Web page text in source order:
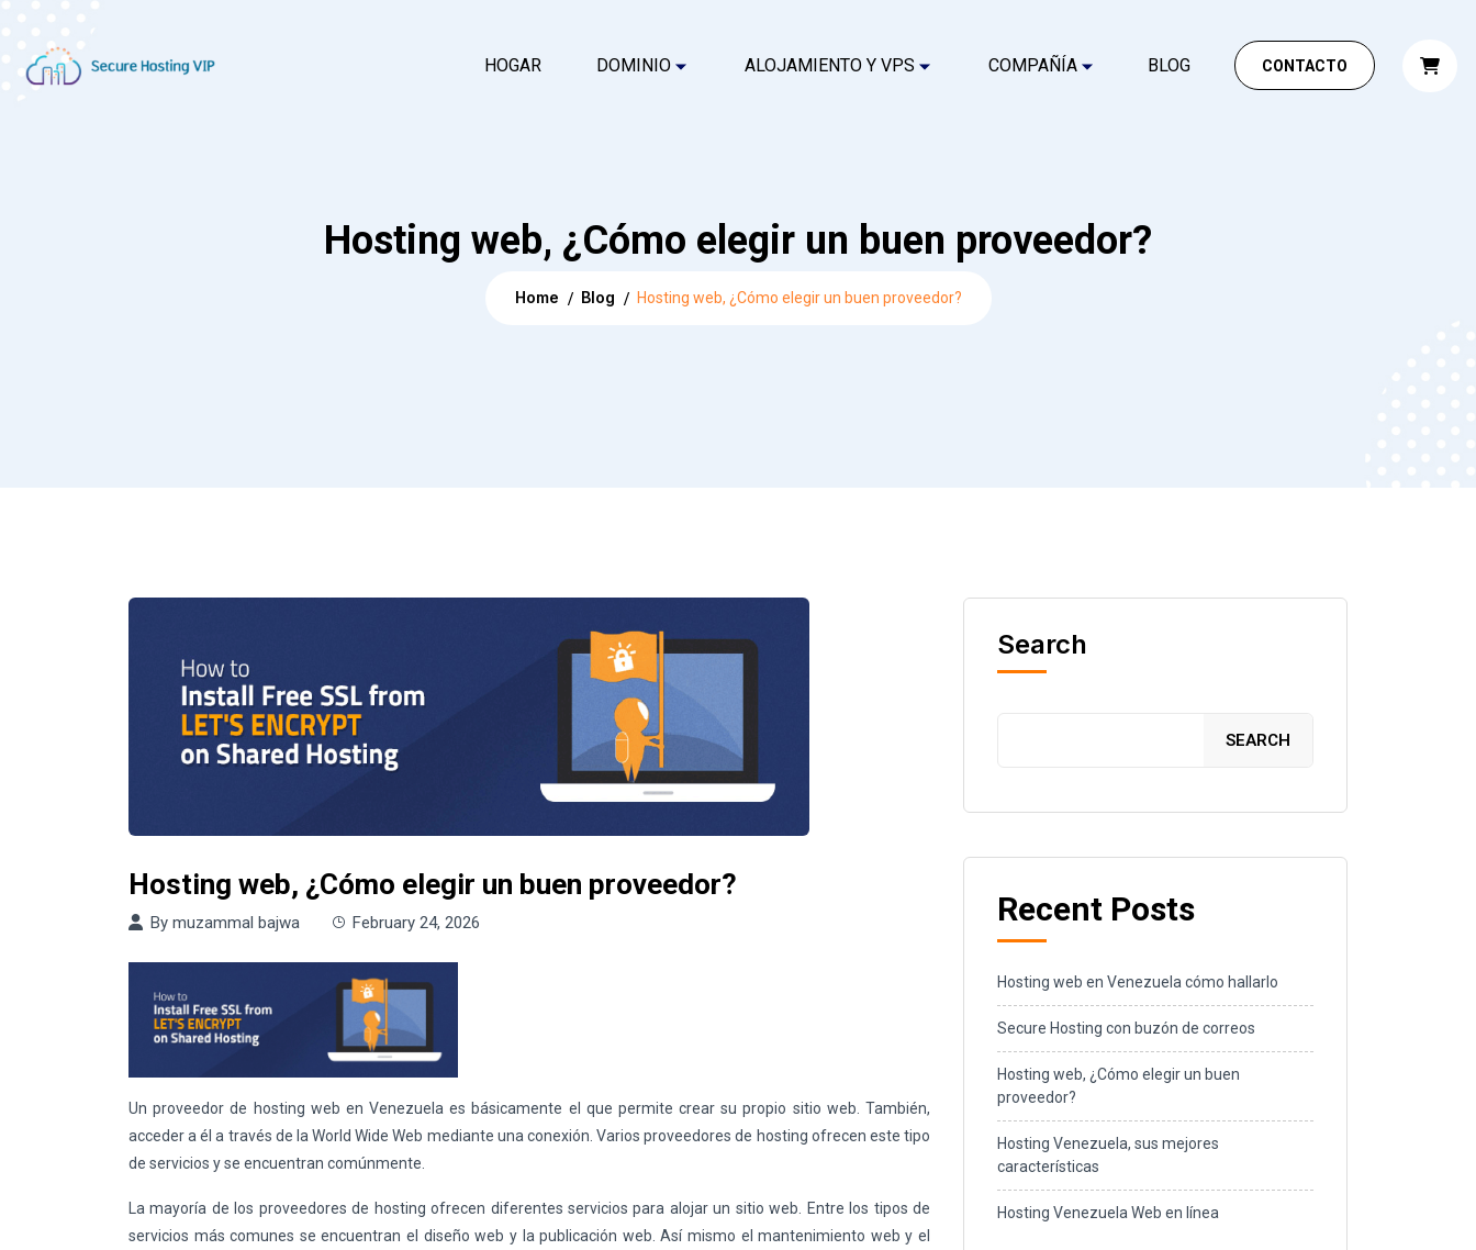
HOGAR DOMINIO ALOJAMIENTO Y VPS COMPAÑÍA BLOG CONTACTO
Hosting web, ¿Cómo elegir un buen proveedor?
Home Blog Hosting web, ¿Cómo elegir un buen proveedor?
Hosting web, ¿Cómo elegir un buen proveedor?
By muzammal bajwa February 24, 2026
Un proveedor de hosting web en Venezuela es básicamente el que permite crear su propio sitio web. También,
acceder a él a través de la World Wide Web mediante una conexión. Varios proveedores de hosting ofrecen este tipo
de servicios y se encuentran comúnmente.
La mayoría de los proveedores de hosting ofrecen diferentes servicios para alojar un sitio web. Entre los tipos de
servicios más comunes se encuentran el diseño web y la publicación web. Así mismo el mantenimiento web y el
Search
SEARCH
Recent Posts
Hosting web en Venezuela cómo hallarlo
Secure Hosting con buzón de correos
Hosting web, ¿Cómo elegir un buen
proveedor?
Hosting Venezuela, sus mejores
características
Hosting Venezuela Web en línea